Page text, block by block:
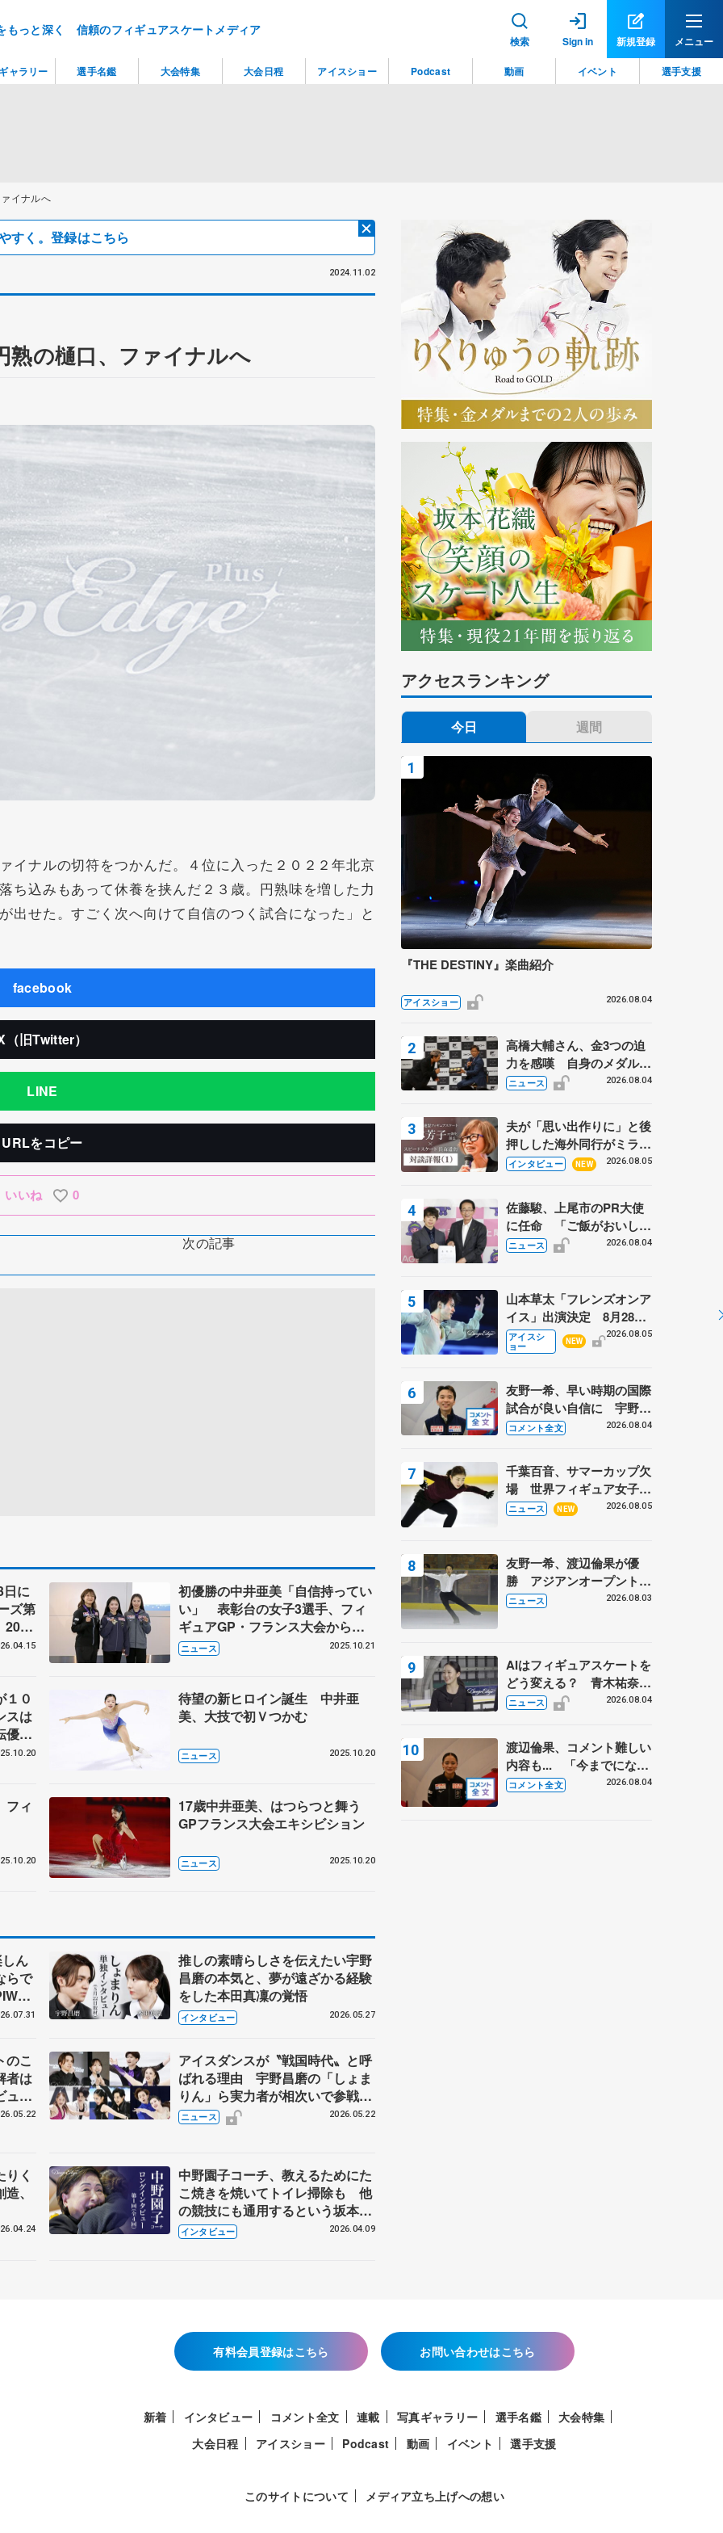
もっと深く 信頼のフィギュアスケートメディア
検索 Sign in 新規登録 メニュー
イナルへ
すく。登録はこちら
2024.11.02
の樋口、ファイナルへ
ナルの切符をつかんだ。４位に入った２０２２年北京
ち込みもあって休養を挟んだ２３歳。円熟味を増した力
出せた。すごく次へ向けて自信のつく試合になった」と
facebook
（旧Twitter）
LINE
URLをコピー
いいね 0
次の記事
に
ズ第
ト連
初優勝の中井亜美「自信持ってい
い」 表彰台の女子3選手、フィ
ギュアGP・フランス大会から帰
国
ニュース 2025.10.21
１０
スは
優
最終
待望の新ヒロイン誕生 中井亜
美、大技で初Ｖつかむ
ニュース 2025.10.20
フィ
17歳中井亜美、はつらつと舞う
GPフランス大会エキシビション
ニュース 2025.10.20
ん
らで
前
推しの素晴らしさを伝えたい宇野
昌磨の本気と、夢が遠ざかる経験
をした本田真凜の覚悟
インタビュー 2026.05.27
のこ
者は
ュー
人、
アイスダンスが〝戦国時代〟と呼
ばれる理由 宇野昌磨の「しょま
りん」ら実力者が相次いで参戦
国内の競争激化
ニュース 2026.05.22
く
、
中野園子コーチ、教えるためにた
こ焼きを焼いてトイレ掃除も 他
の競技にも通用するという坂本花
織の筋肉
インタビュー 2026.04.09
アクセスランキング
今日 週間
『THE DESTINY』楽曲紹介
アイスショー 2026.08.04
高橋大輔さん、金3つの迫
力を感嘆 自身のメダルは
「どちらに？」 〝リス兄
野村忠宏さんと対談
ニュース 2026.08.04
夫が「思い出作りに」と後
押しした海外同行がミラノ
まで… 繁華街のリンクで
に 小林芳子さんが振り返
るスケート人生
インタビュー NEW 2026.08.05
佐藤駿、上尾市のPR大使
に任命 「ご飯がおいし
く、住みやすいのが魅力」
ニュース 2026.08.04
山本草太「フレンズオンア
イス」出演決定 8月28日
（金）2公演のみ 荒川静
香さんプロデュース、20
アイスシ
ョー
NEW
2026.08.05
友野一希、早い時期の国際
試合が良い自信に 宇野昌
磨の現役復帰に思っている
トロフィーフリー後】
コメント全文 2026.08.04
千葉百音、サマーカップ欠
場 世界フィギュア女子2
位
ニュース NEW 2026.08.05
友野一希、渡辺倫果が優
勝 アジアンオープントロ
フィー
ニュース 2026.08.03
AIはフィギュアスケートを
どう変える？ 青木祐奈と
考える採点、トレーニング
ニュース 2026.08.04
渡辺倫果、コメント難しい
内容も... 「今までにない
くらい早めに仕上げられて
コメント全文 2026.08.04
有料会員登録はこちら お問い合わせはこちら
新着 インタビュー コメント全文 連載 写真ギャラリー 選手名鑑
大会特集
大会日程
アイスショー Podcast 動画 イベント 選手支援
このサイトについて メディア立ち上げへの想い
ャラリー 選手名鑑 大会特集 大会日程 アイスショー Podcast 動画 イベント 選手支援